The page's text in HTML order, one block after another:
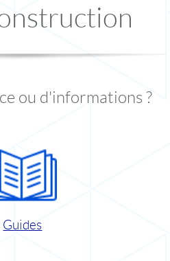
ou d'informations ?
Guides